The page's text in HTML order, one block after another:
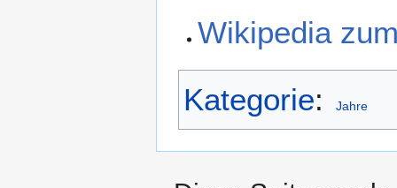
Wikipedia
Kategorie: Jahre